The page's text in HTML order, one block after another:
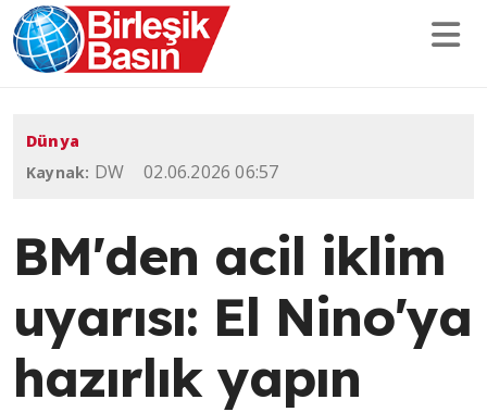
Dünya
Kaynak: DW 02.06.2026 06:57
BM'den acil iklim
uyarısı: El Nino'ya
hazırlık yapın